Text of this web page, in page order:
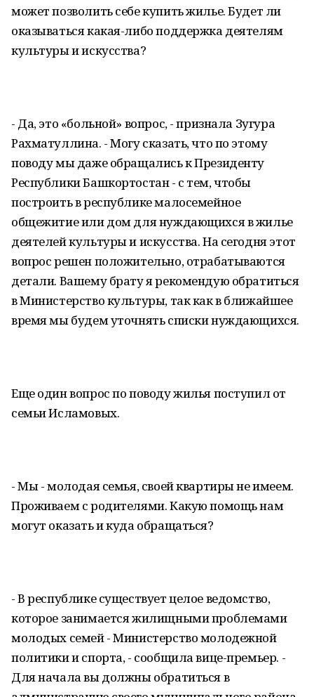
может позволить себе купить жилье. Будет ли
оказываться какая-либо поддержка деятелям
культуры и искусства?
- Да, это «больной» вопрос, - признала Зугура
Рахматуллина. - Могу сказать, что по этому
поводу мы даже обращались к Президенту
Республики Башкортостан - с тем, чтобы
построить в республике малосемейное
общежитие или дом для нуждающихся в жилье
деятелей культуры и искусства. На сегодня этот
вопрос решен положительно, отрабатываются
детали. Вашему брату я рекомендую обратиться
в Министерство культуры, так как в ближайшее
время мы будем уточнять списки нуждающихся.
Еще один вопрос по поводу жилья поступил от
семьи Исламовых.
- Мы - молодая семья, своей квартиры не имеем.
Проживаем с родителями. Какую помощь нам
могут оказать и куда обращаться?
- В республике существует целое ведомство,
которое занимается жилищными проблемами
молодых семей - Министерство молодежной
политики и спорта, - сообщила вице-премьер. -
Для начала вы должны обратиться в